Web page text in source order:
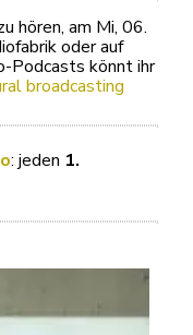
hören, am Mi, 06.
oder auf
Podcasts könnt ihr
broadcasting
: jeden 1.